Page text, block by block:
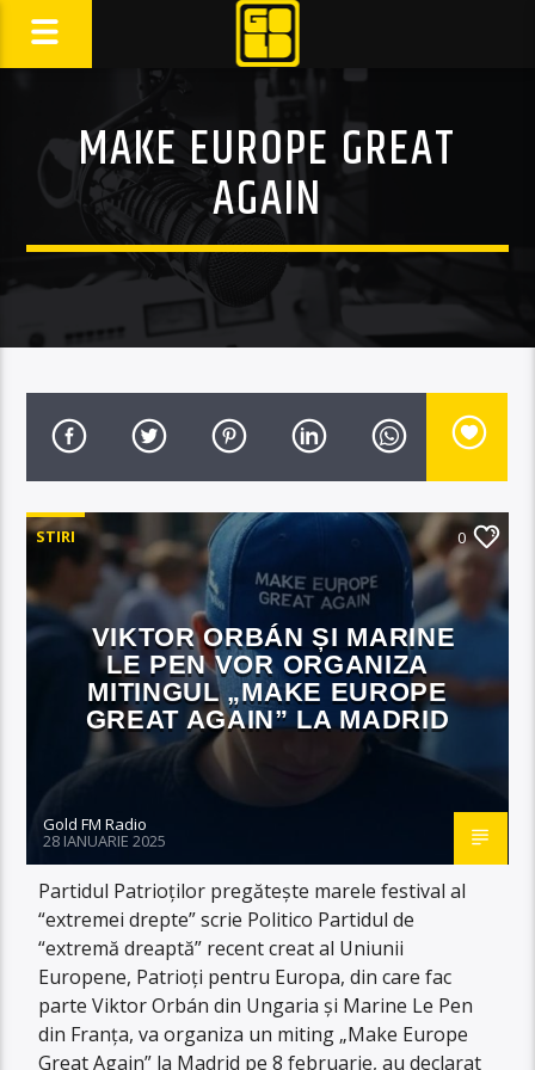
MAKE EUROPE GREAT
AGAIN
STIRI 0
VIKTOR ORBÁN ȘI MARINE
LE PEN VOR ORGANIZA
MITINGUL „MAKE EUROPE
GREAT AGAIN” LA MADRID
Gold FM Radio
28 IANUARIE 2025
Partidul Patrioților pregătește marele festival al
“extremei drepte” scrie Politico Partidul de
“extremă dreaptă” recent creat al Uniunii
Europene, Patrioți pentru Europa, din care fac
parte Viktor Orbán din Ungaria și Marine Le Pen
din Franța, va organiza un miting „Make Europe
Great Again” la Madrid pe 8 februarie, au declarat